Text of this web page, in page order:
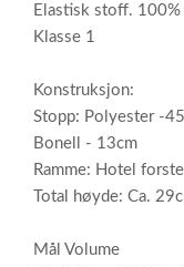
Elastisk stoff.
Klasse 1
Konstruksjon:
Stopp: Polyester -
Bonell - 13cm
Ramme: Hotel
Total høyde: Ca.
Mål Volume